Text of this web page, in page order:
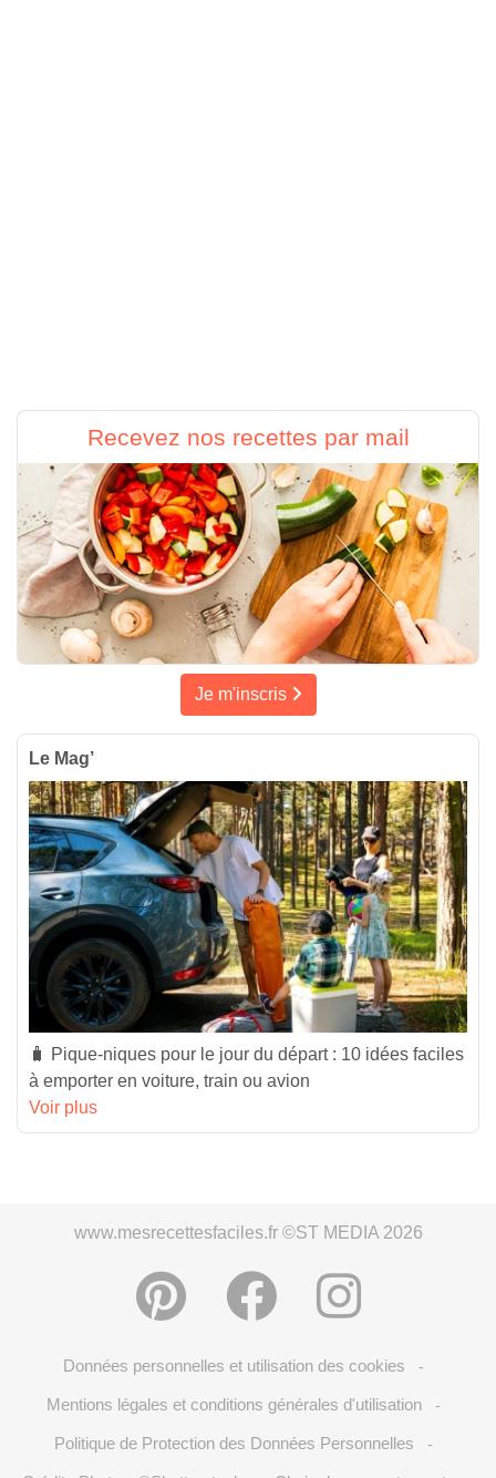
Recevez nos recettes par mail
Je m'inscris
Le Mag’
🧳 Pique-niques pour le jour du départ : 10 idées faciles
à emporter en voiture, train ou avion
Voir plus
www.mesrecettesfaciles.fr ©ST MEDIA 2026
Données personnelles et utilisation des cookies -
Mentions légales et conditions générales d'utilisation -
Politique de Protection des Données Personnelles -